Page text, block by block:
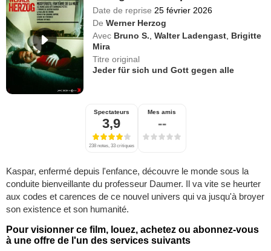
Date de reprise 25 février 2026
De Werner Herzog
Avec Bruno S. ,Walter Ladengast Brigitte
Mira
Titre original
Jeder für sich und Gott gegen alle
Spectateurs
3,9
238 notes, 33 critiques
Mes amis
--
Kaspar, enfermé depuis l'enfance, découvre le monde sous la
conduite bienveillante du professeur Daumer. Il va vite se heurter
aux codes et carences de ce nouvel univers qui va jusqu'à broyer
son existence et son humanité.
Pour visionner ce film, louez, achetez ou abonnez-vous
à une offre de l'un des services suivants